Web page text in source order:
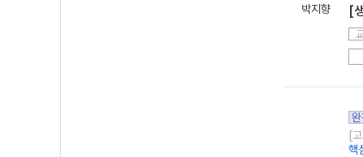
박지향 [
[
핵